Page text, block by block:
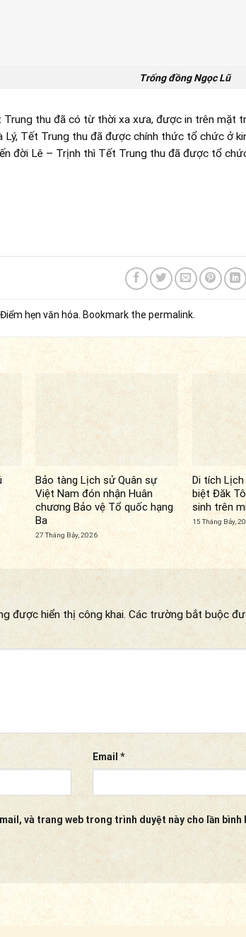
Trống đồng Ngọc Lũ
thu đã có từ thời xa xưa, được in trên mặt
Tết Trung thu đã được chính thức tổ chức ở
đời Lê – Trịnh thì Tết Trung thu đã được tổ
Điểm hẹn văn hóa . Bookmark the permalink.
Bảo tàng Lịch sử Quân sự
Việt Nam đón nhận Huân
chương Bảo vệ Tổ quốc hạng
Ba
27 Tháng Bảy, 2026
Di tích
biệt Đăk
sinh trên
15 Tháng Bảy,
được hiển thị công khai. Các trường bắt buộc
Email*
và trang web trong trình duyệt này cho lần bình